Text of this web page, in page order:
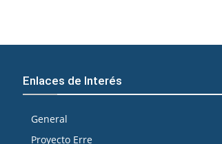
Enlaces de Interés
General
Proyecto Erre